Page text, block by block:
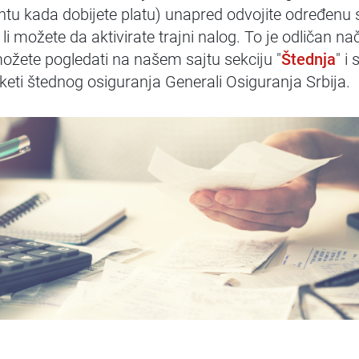
kada dobijete platu) unapred odvojite određenu
možete da aktivirate trajni nalog. To je odličan
pogledati na našem sajtu sekciju "Štednja" i
štednog osiguranja Generali Osiguranja Srbija.